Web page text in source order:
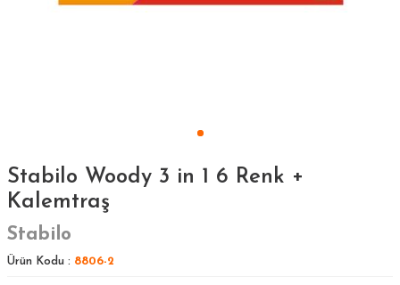
Stabilo Woody 3 in 1 6 Renk +
Kalemtraş
Stabilo
Ürün Kodu : 8806-2